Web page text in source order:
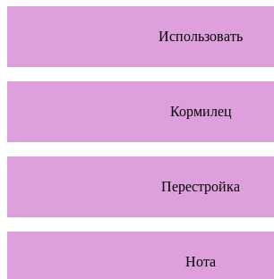
Использовать
Кормилец
Перестройка
Нота